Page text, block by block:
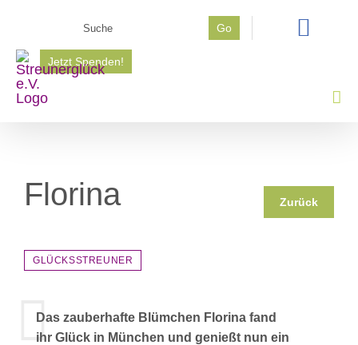
springen
Go
Jetzt Spenden!
Florina Zurück
GLÜCKSSTREUNER
Das zauberhafte Blümchen Florina fand
ihr Glück in München und genießt nun ein